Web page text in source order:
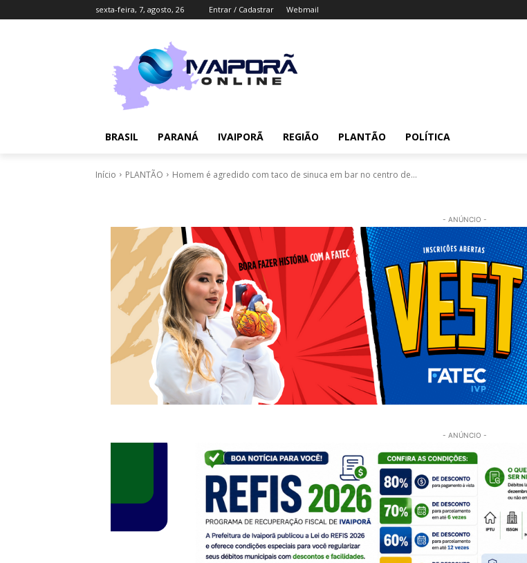
sexta-feira, 7, agosto, 26 Entrar / Cadastrar Webmail
BRASIL PARANÁ IVAIPORÃ REGIÃO PLANTÃO POLÍTICA
Início PLANTÃO Homem é agredido com taco de sinuca em bar no centro de...
- ANÚNCIO -
- ANÚNCIO -